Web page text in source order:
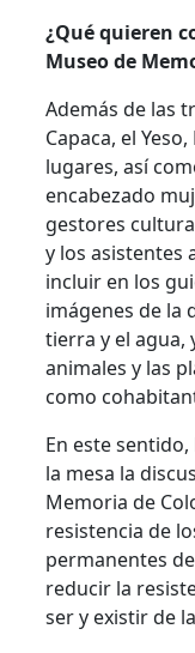
¿Qué quieren
Museo de
Además de las
Capaca, el
lugares, así
encabezado
gestores
y los asistentes
incluir en los
imágenes de la
tierra y el agua,
animales y las
como
En este
la mesa la
Memoria de
resistencia de
permanentes
reducir la
ser y existir de